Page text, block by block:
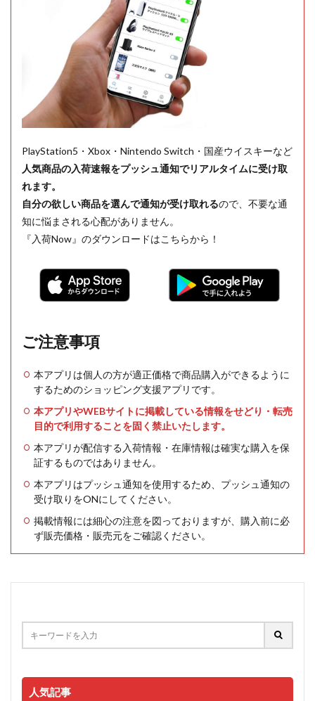
PlayStation5・Xbox・Nintendo Switch・国産ウイスキーなど
人気商品の入荷速報をプッシュ通知でリアルタイムに受け取
れます。
自分の欲しい商品を選んで通知が受け取れるので、不要な通
知に悩まされる心配がありません。
『入荷Now』のダウンロードはこちらから！
ご注意事項
本アプリは個人の方が適正価格で商品購入ができるように
するためのショッピング支援アプリです。
本アプリやWEBサイトに掲載している情報をせどり・転売
目的で利用することを固く禁止いたします。
本アプリが配信する入荷情報・在庫情報は確実な購入を保
証するものではありません。
本アプリはプッシュ通知を使用するため、プッシュ通知の
受け取りをONにしてください。
掲載情報には細心の注意を図っておりますが、購入前に必
ず販売価格・販売元をご確認ください。
人気記事